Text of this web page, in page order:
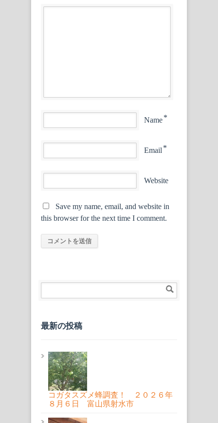
Name*
Email *
Website
Save my name, email, and website in
this browser for the next time I comment.
最新の投稿
コガタスズメ蜂調査！ ２０２６年
８月６日 富山県射水市